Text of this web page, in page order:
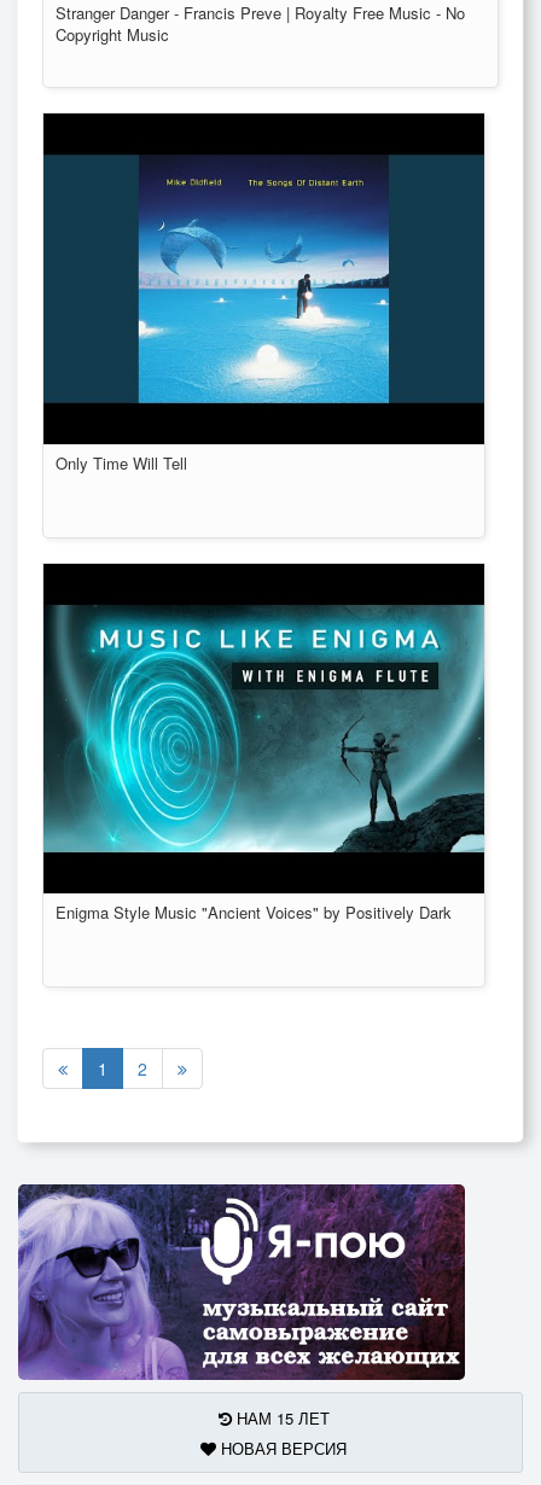
Stranger Danger - Francis Preve | Royalty Free Music - No
Copyright Music
Only Time Will Tell
Enigma Style Music "Ancient Voices" by Positively Dark
1 2
НАМ 15 ЛЕТ
НОВАЯ ВЕРСИЯ